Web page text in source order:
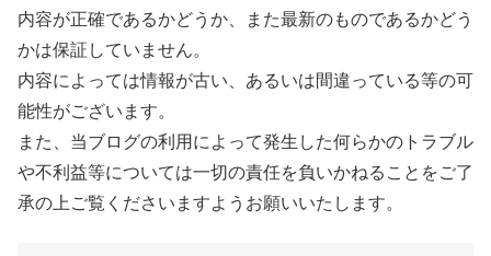
内容が正確であるかどうか、また最新のものであるかどう
かは保証していません。
内容によっては情報が古い、あるいは間違っている等の可
能性がございます。
また、当ブログの利用によって発生した何らかのトラブル
や不利益等については一切の責任を負いかねることをご了
承の上ご覧くださいますようお願いいたします。